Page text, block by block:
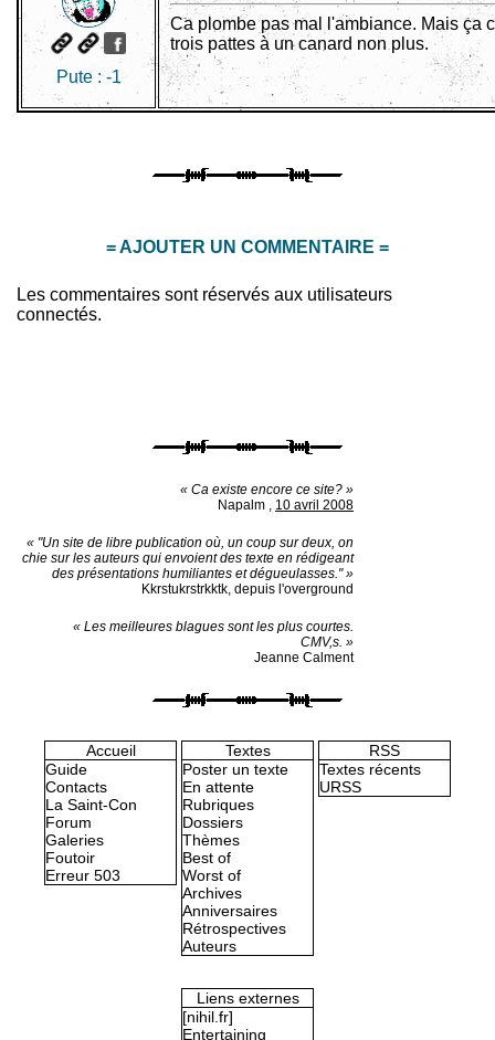
Pute :-1
Ca plombe pas mal l'ambiance. Mais ça
trois pattes à un canard non plus.
= AJOUTER UN COMMENTAIRE =
Les commentaires sont réservés aux utilisateurs
connectés.
« Ca existe encore ce site? »
Napalm , 10 avril 2008
« "Un site de libre publication où, un coup sur deux, on
chie sur les auteurs qui envoient des texte en rédigeant
des présentations humiliantes et dégueulasses." »
Kkrstukrstrkktk, depuis l'overground
« Les meilleures blagues sont les plus courtes.
CMV,s. »
Jeanne Calment
Accueil
Guide
Contacts
La Saint-Con
Forum
Galeries
Foutoir
Erreur 503
Textes
Poster un texte
En attente
Rubriques
Dossiers
Thèmes
Best of
Worst of
Archives
Anniversaires
Rétrospectives
Auteurs
RSS
Textes récents
URSS
Liens externes
[nihil.fr]
Entertaining